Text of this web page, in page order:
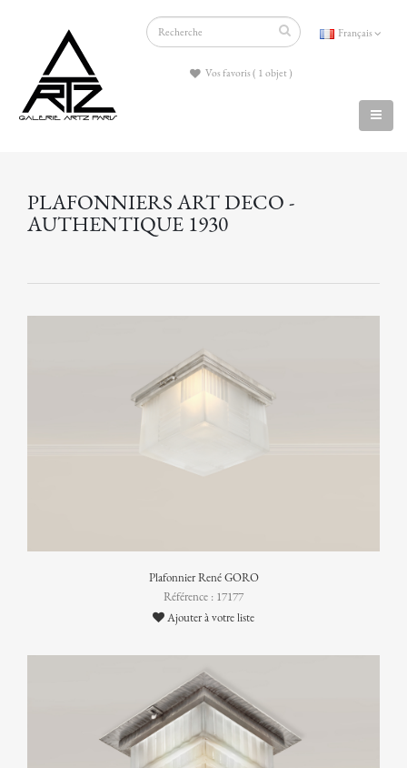
Français
Vos favoris ( 1 objet )
PLAFONNIERS ART DECO -
AUTHENTIQUE 1930
Plafonnier René GORO
Référence : 17177
Ajouter à votre liste